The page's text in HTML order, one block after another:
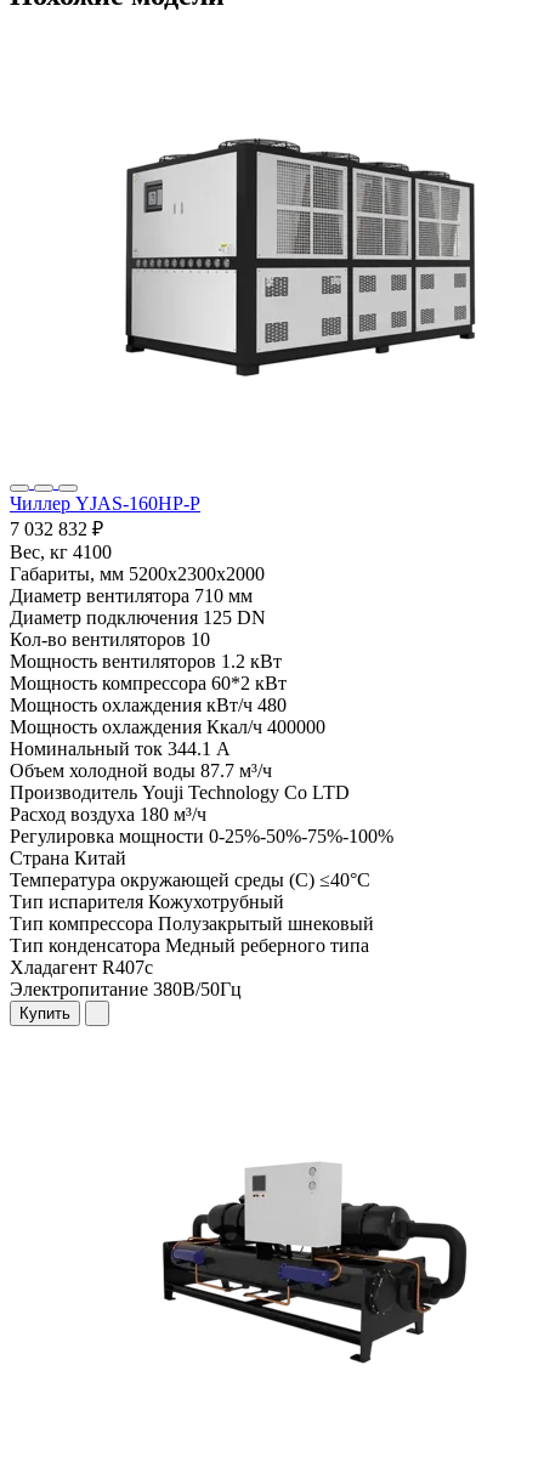
Чиллер YJAS-160HP-P
7 032 832 ₽
Вес, кг 4100
Габариты, мм 5200x2300x2000
Диаметр вентилятора 710 мм
Диаметр подключения 125 DN
Кол-во вентиляторов 10
Мощность вентиляторов 1.2 кВт
Мощность компрессора 60*2 кВт
Мощность охлаждения кВт/ч 480
Мощность охлаждения Ккал/ч 400000
Номинальный ток 344.1 А
Объем холодной воды 87.7 м³/ч
Производитель Youji Technology Co LTD
Расход воздуха 180 м³/ч
Регулировка мощности 0-25%-50%-75%-100%
Страна Китай
Температура окружающей среды (С) ≤40°C
Тип испарителя Кожухотрубный
Тип компрессора Полузакрытый шнековый
Тип конденсатора Медный реберного типа
Хладагент R407c
Электропитание 380В/50Гц
Купить